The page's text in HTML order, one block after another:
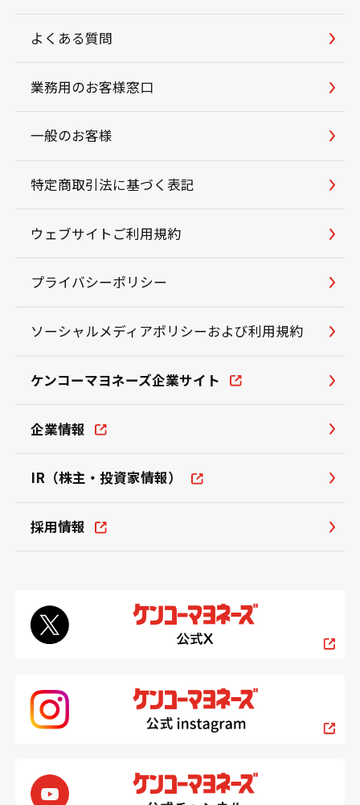
よくある質問
業務用のお客様窓口
一般のお客様
特定商取引法に基づく表記
ウェブサイトご利用規約
プライバシーポリシー
ソーシャルメディアポリシーおよび利用規約
ケンコーマヨネーズ企業サイト
企業情報
IR（株主・投資家情報）
採用情報